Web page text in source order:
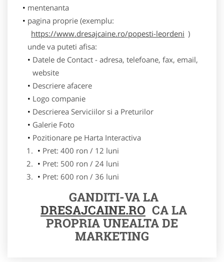
mentenanta
pagina proprie (exemplu:
https://www.dresajcaine.ro/popesti-leordeni )
unde va puteti afisa:
Datele de Contact - adresa, telefoane, fax, email,
website
Descriere afacere
Logo companie
Descrierea Serviciilor si a Preturilor
Galerie Foto
Pozitionare pe Harta Interactiva
Pret: 400 ron / 12 luni
Pret: 500 ron / 24 luni
Pret: 600 ron / 36 luni
GANDITI-VA LA
DRESAJCAINE.RO CA LA
PROPRIA UNEALTA DE
MARKETING